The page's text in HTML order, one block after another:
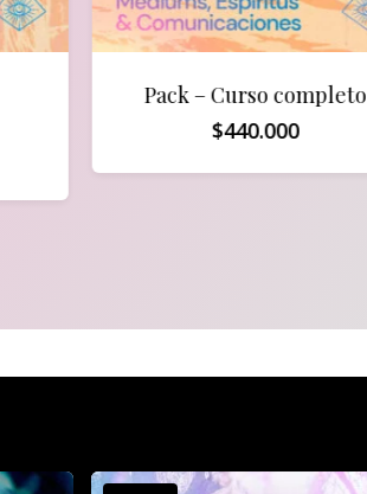
Pack – Curso completo
$440.000